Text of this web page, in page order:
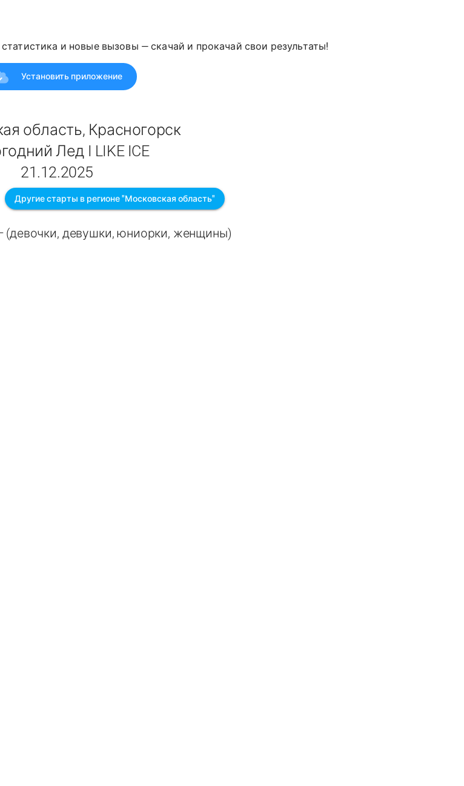
и новые вызовы — скачай и прокачай свои результаты!
Установить приложение
область, Красногорск
Лед I LIKE ICE
21.12.2025
Другие старты в регионе "Московская область"
(девочки, девушки, юниорки, женщины)